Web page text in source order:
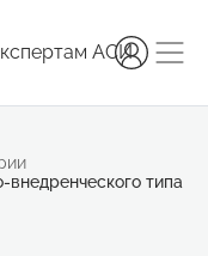
АСИ
внедренческого типа